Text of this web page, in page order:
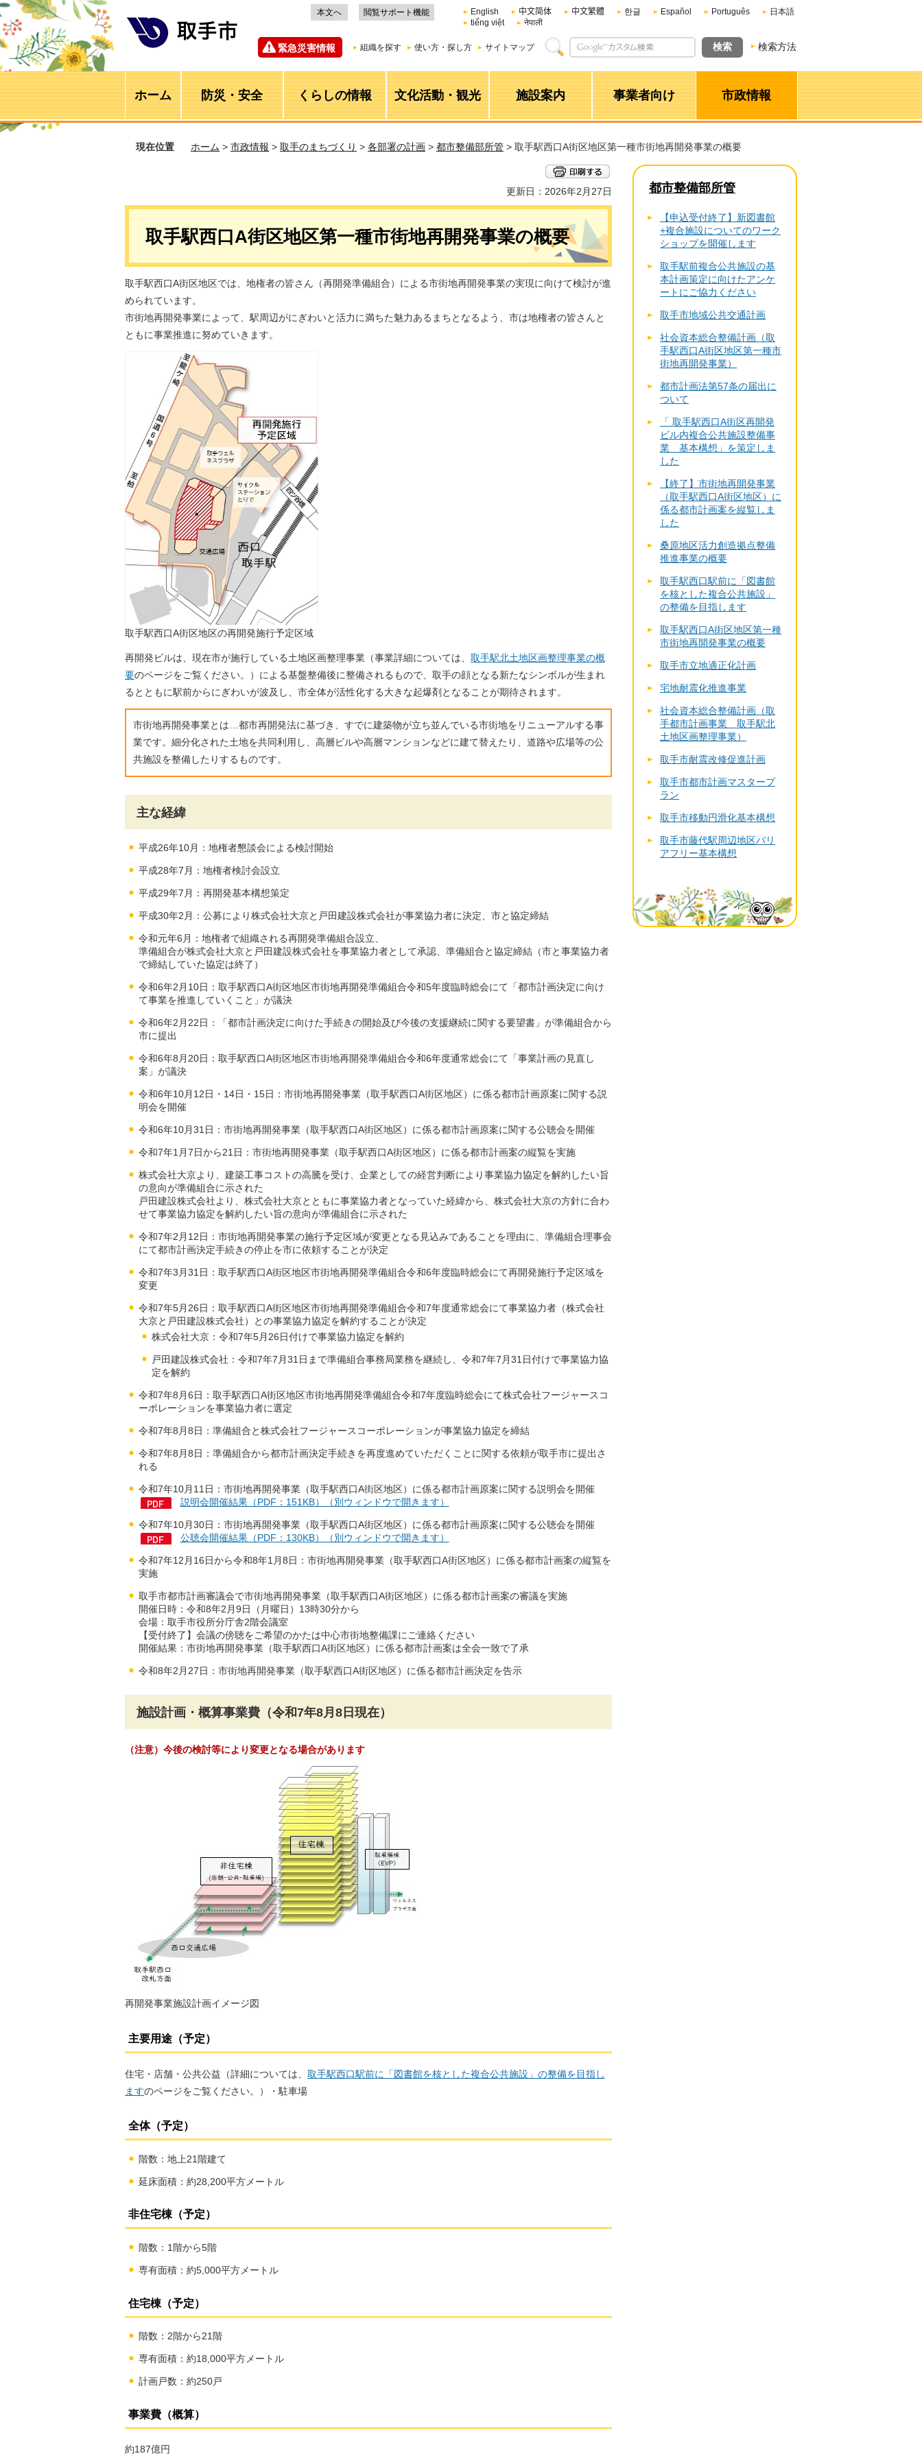
本文へ 閲覧サポート機能 English 中文简体 中文繁體 한글 Español Português
日本語
tiếng việt
नेपाली
緊急災害情報 組織を探す 使い方・探し方 サイトマップ 検索方法
ホーム 防災・安全 くらしの情報 文化活動・観光 施設案内 事業者向け 市政情報
現在位置 ホーム > 市政情報 > 取手のまちづくり > 各部署の計画 > 都市整備部所管 > 取手駅西口A街区地区第一種市街地再開発事業の概要
更新日：2026年2月27日
取手駅西口A街区地区第一種市街地再開発事業の概要
取手駅西口A街区地区では、地権者の皆さん（再開発準備組合）による市街地再開発事業の実現に向けて検討が進
められています。
市街地再開発事業によって、駅周辺がにぎわいと活力に満ちた魅力あるまちとなるよう、市は地権者の皆さんと
ともに事業推進に努めていきます。
取手駅西口A街区地区の再開発施行予定区域
再開発ビルは、現在市が施行している土地区画整理事業（事業詳細については、 取手駅北土地区画整理事業の概
要のページをご覧ください。）による基盤整備後に整備されるもので、取手の顔となる新たなシンボルが生まれ
るとともに駅前からにぎわいが波及し、市全体が活性化する大きな起爆剤となることが期待されます。
市街地再開発事業とは…都市再開発法に基づき、すでに建築物が立ち並んでいる市街地をリニューアルする事
業です。細分化された土地を共同利用し、高層ビルや高層マンションなどに建て替えたり、道路や広場等の公
共施設を整備したりするものです。
主な経緯
平成26年10月：地権者懇談会による検討開始
平成28年7月：地権者検討会設立
平成29年7月：再開発基本構想策定
平成30年2月：公募により株式会社大京と戸田建設株式会社が事業協力者に決定、市と協定締結
令和元年6月：地権者で組織される再開発準備組合設立、
準備組合が株式会社大京と戸田建設株式会社を事業協力者として承認、準備組合と協定締結（市と事業協力者
で締結していた協定は終了）
令和6年2月10日：取手駅西口A街区地区市街地再開発準備組合令和5年度臨時総会にて「都市計画決定に向け
て事業を推進していくこと」が議決
令和6年2月22日：「都市計画決定に向けた手続きの開始及び今後の支援継続に関する要望書」が準備組合から
市に提出
令和6年8月20日：取手駅西口A街区地区市街地再開発準備組合令和6年度通常総会にて「事業計画の見直し
案」が議決
令和6年10月12日・14日・15日：市街地再開発事業（取手駅西口A街区地区）に係る都市計画原案に関する説
明会を開催
令和6年10月31日：市街地再開発事業（取手駅西口A街区地区）に係る都市計画原案に関する公聴会を開催
令和7年1月7日から21日：市街地再開発事業（取手駅西口A街区地区）に係る都市計画案の縦覧を実施
株式会社大京より、建築工事コストの高騰を受け、企業としての経営判断により事業協力協定を解約したい旨
の意向が準備組合に示された
戸田建設株式会社より、株式会社大京とともに事業協力者となっていた経緯から、株式会社大京の方針に合わ
せて事業協力協定を解約したい旨の意向が準備組合に示された
令和7年2月12日：市街地再開発事業の施行予定区域が変更となる見込みであることを理由に、準備組合理事会
にて都市計画決定手続きの停止を市に依頼することが決定
令和7年3月31日：取手駅西口A街区地区市街地再開発準備組合令和6年度臨時総会にて再開発施行予定区域を
変更
令和7年5月26日：取手駅西口A街区地区市街地再開発準備組合令和7年度通常総会にて事業協力者（株式会社
大京と戸田建設株式会社）との事業協力協定を解約することが決定
株式会社大京：令和7年5月26日付けで事業協力協定を解約
戸田建設株式会社：令和7年7月31日まで準備組合事務局業務を継続し、令和7年7月31日付けで事業協力協
定を解約
令和7年8月6日：取手駅西口A街区地区市街地再開発準備組合令和7年度臨時総会にて株式会社フージャースコ
ーポレーションを事業協力者に選定
令和7年8月8日：準備組合と株式会社フージャースコーポレーションが事業協力協定を締結
令和7年8月8日：準備組合から都市計画決定手続きを再度進めていただくことに関する依頼が取手市に提出さ
れる
令和7年10月11日：市街地再開発事業（取手駅西口A街区地区）に係る都市計画原案に関する説明会を開催
説明会開催結果（PDF：151KB）（別ウィンドウで開きます）
令和7年10月30日：市街地再開発事業（取手駅西口A街区地区）に係る都市計画原案に関する公聴会を開催
公聴会開催結果（PDF：130KB）（別ウィンドウで開きます）
令和7年12月16日から令和8年1月8日：市街地再開発事業（取手駅西口A街区地区）に係る都市計画案の縦覧を
実施
取手市都市計画審議会で市街地再開発事業（取手駅西口A街区地区）に係る都市計画案の審議を実施
開催日時：令和8年2月9日（月曜日）13時30分から
会場：取手市役所分庁舎2階会議室
【受付終了】会議の傍聴をご希望のかたは中心市街地整備課にご連絡ください
開催結果：市街地再開発事業（取手駅西口A街区地区）に係る都市計画案は全会一致で了承
令和8年2月27日：市街地再開発事業（取手駅西口A街区地区）に係る都市計画決定を告示
施設計画・概算事業費（令和7年8月8日現在）
（注意）今後の検討等により変更となる場合があります
再開発事業施設計画イメージ図
主要用途（予定）
住宅・店舗・公共公益（詳細については、 取手駅西口駅前に「図書館を核とした複合公共施設」の整備を目指し
ますのページをご覧ください。）・駐車場
全体（予定）
階数：地上21階建て
延床面積：約28,200平方メートル
非住宅棟（予定）
階数：1階から5階
専有面積：約5,000平方メートル
住宅棟（予定）
階数：2階から21階
専有面積：約18,000平方メートル
計画戸数：約250戸
事業費（概算）
約187億円
都市整備部所管
【申込受付終了】新図書館
+複合施設についてのワーク
ショップを開催します
取手駅前複合公共施設の基
本計画策定に向けたアンケ
ートにご協力ください
取手市地域公共交通計画
社会資本総合整備計画（取
手駅西口A街区地区第一種市
街地再開発事業）
都市計画法第57条の届出に
ついて
「 取手駅西口A街区再開発
ビル内複合公共施設整備事
業 基本構想」を策定しま
した
【終了】市街地再開発事業
（取手駅西口A街区地区）に
係る都市計画案を縦覧しま
した
桑原地区活力創造拠点整備
推進事業の概要
取手駅西口駅前に「図書館
を核とした複合公共施設」
の整備を目指します
取手駅西口A街区地区第一種
市街地再開発事業の概要
取手市立地適正化計画
宅地耐震化推進事業
社会資本総合整備計画（取
手都市計画事業 取手駅北
土地区画整理事業）
取手市耐震改修促進計画
取手市都市計画マスタープ
ラン
取手市移動円滑化基本構想
取手市藤代駅周辺地区バリ
アフリー基本構想